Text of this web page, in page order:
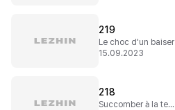
219
Le choc d'un baiser
15.09.2023
218
Succomber à la tentation